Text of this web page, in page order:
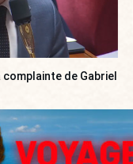
de Gabriel